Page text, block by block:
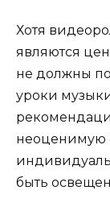
Хотя
являются
не должны
уроки
неоценимую
быть